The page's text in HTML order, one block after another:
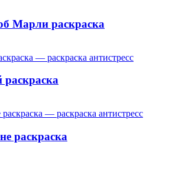
Марли раскраска
раскраска
раскраска